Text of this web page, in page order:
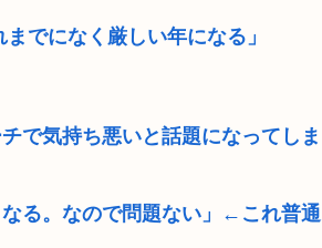
でになく厳しい年になる」
で気持ち悪いと話題になってしま
る。なので問題ない」←これ普通